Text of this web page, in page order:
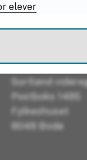
Sortland
Postboks 1485
Fylkeshuset
8048 Bodø
elever